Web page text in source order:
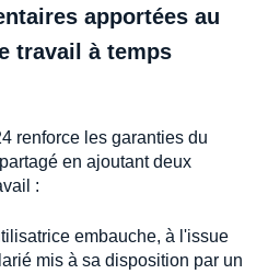
apportées au
travail à temps
renforce les garanties du
en ajoutant deux
:
embauche, à l'issue
mis à sa disposition par un